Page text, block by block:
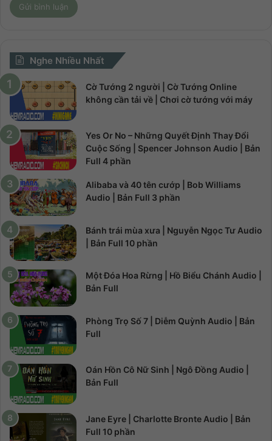
Nghe Nhiều Nhất
Cờ Tướng 2 người | Cờ Tướng Online
không cần tải về | Chơi cờ tướng với máy
Yes Or No – Những Quyết Định Thay Đổi
Cuộc Sống | Spencer Johnson Audio | Bản
Full 4 phần
Alibaba và 40 tên cướp | Bob Williams
Audio | Bản Full 3 phần
Bánh trái mùa xưa | Nguyễn Ngọc Tư Audio
| Bản Full 10 phần
Một Đóa Hoa Rừng | Hồ Biểu Chánh Audio |
Bản Full
Phòng Trọ Số 7 | Diễm Quỳnh Audio | Bản
Full
Oán Hồn Cô Nữ Sinh | Ngô Đồng Audio |
Bản Full
Jane Eyre | Charlotte Bronte Audio | Bản
Full 10 phần